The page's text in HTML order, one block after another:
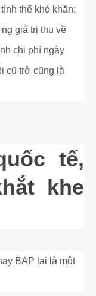
thế khó khăn:
giá trị thu về
chi phí ngày
cũ trở cũng là
tế,
khe
BAP lại là một